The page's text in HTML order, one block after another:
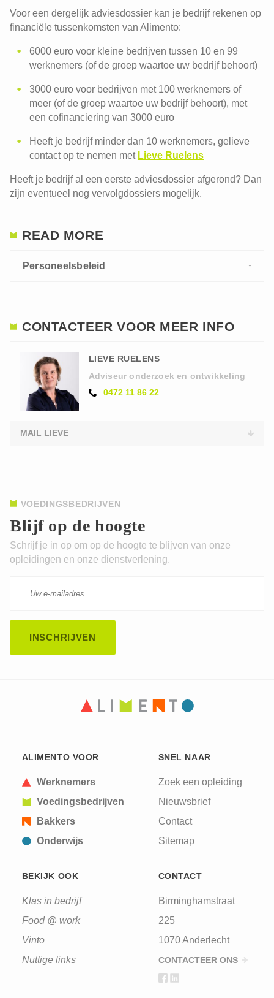
Voor een dergelijk adviesdossier kan je bedrijf rekenen op
financiële tussenkomsten van Alimento:
6000 euro voor kleine bedrijven tussen 10 en 99
werknemers (of de groep waartoe uw bedrijf behoort)
3000 euro voor bedrijven met 100 werknemers of
meer (of de groep waartoe uw bedrijf behoort), met
een cofinanciering van 3000 euro
Heeft je bedrijf minder dan 10 werknemers, gelieve
contact op te nemen met Lieve Ruelens
Heeft je bedrijf al een eerste adviesdossier afgerond? Dan
zijn eventueel nog vervolgdossiers mogelijk.
READ MORE
Personeelsbeleid
CONTACTEER VOOR MEER INFO
LIEVE RUELENS
Adviseur onderzoek en ontwikkeling
0472 11 86 22
MAIL LIEVE
submissions.
Blijf op de hoogte
VOEDINGSBEDRIJVEN
Schrijf je in op om op de hoogte te blijven van onze
opleidingen en onze dienstverlening.
ALIMENTO VOOR
Werknemers
Voedingsbedrijven
Bakkers
Onderwijs
SNEL NAAR
Zoek een opleiding
Nieuwsbrief
Contact
Sitemap
BEKIJK OOK
Klas in bedrijf
Food @ work
Vinto
Nuttige links
CONTACT
Birminghamstraat
225
1070 Anderlecht
CONTACTEER ONS